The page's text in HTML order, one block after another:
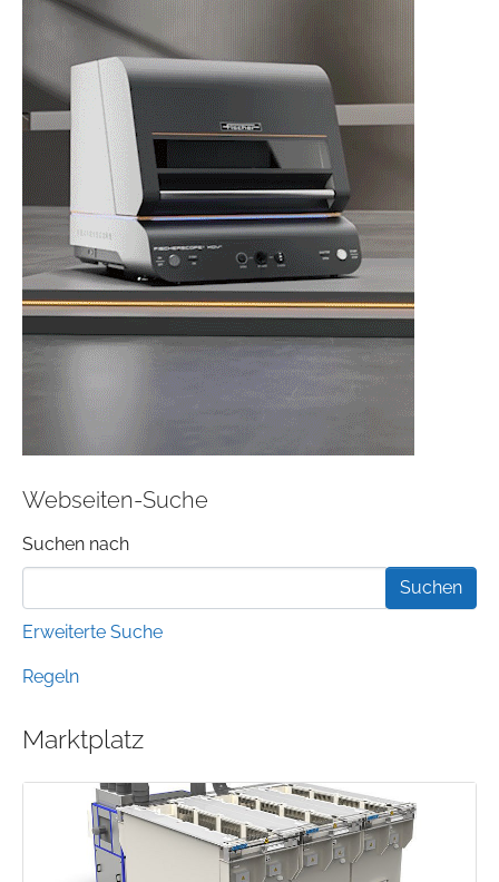
Webseiten-Suche
Suchformular
Suchen nach
Erweiterte Suche
Regeln
Marktplatz